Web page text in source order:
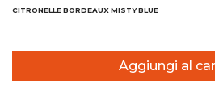
CITRONELLEBORDEAUX MISTY BLUE